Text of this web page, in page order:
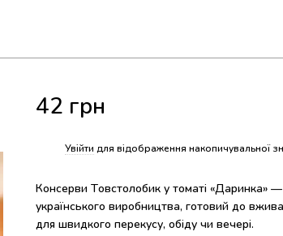
42 грн
Увійти для відображення накопичувальної
Консерви Товстолобик у томаті «Даринка» —
українського виробництва, готовий до
для швидкого перекусу, обіду чи вечері.